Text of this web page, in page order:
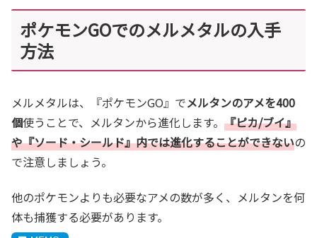
ポケモンGOでのメルメタルの入手
方法
メルメタルは、『ポケモンGO』でメルタンのアメを400
個使うことで、メルタンから進化します。 『ピカ/ブイ』
や『ソード・シールド』内では進化することができないの
で注意しましょう。
他のポケモンよりも必要なアメの数が多く、メルタンを何
体も捕獲する必要があります。